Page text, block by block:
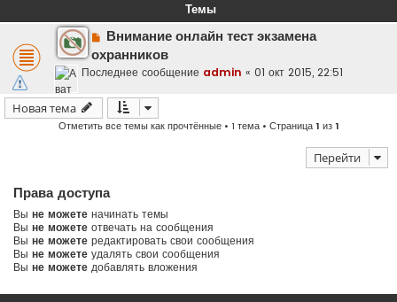
Темы
Внимание онлайн тест экзамена
охранников
Последнее сообщение admin « 01 окт 2015, 22:51
Новая тема
Отметить все темы как прочтённые• 1 тема • Страница1 из1
Перейти
Права доступа
Вы не можете начинать темы
Вы не можете отвечать на сообщения
Вы не можете редактировать свои сообщения
Вы не можете удалять свои сообщения
Вы не можете добавлять вложения